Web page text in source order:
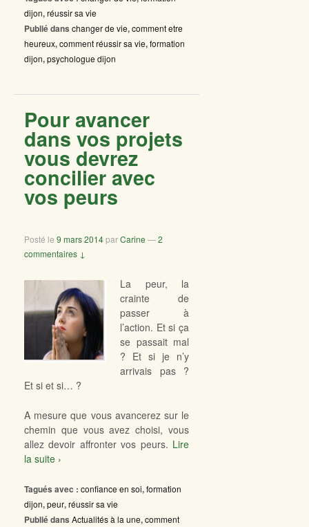
dijon,réussir sa vie
Publié dans changer de vie,comment etre
heureux,comment réussir sa vie,formation
dijon,psychologue dijon
Pour avancer
dans vos projets
vous devrez
concilier avec
vos peurs
Posté le 9 mars 2014parCarine —2
commentaires ↓
La peur, la
crainte de
passer à
l’action. Et si ça
se passait mal
? Et si je n’y
arrivais pas ?
Et si et si… ?
A mesure que vous avancerez sur le
chemin que vous avez choisi, vous
allez devoir affronter vos peurs. Lire
la suite ›
Tagués avec : confiance en soi,formation
dijon,peur,réussir sa vie
Publié dans Actualités à la une,comment